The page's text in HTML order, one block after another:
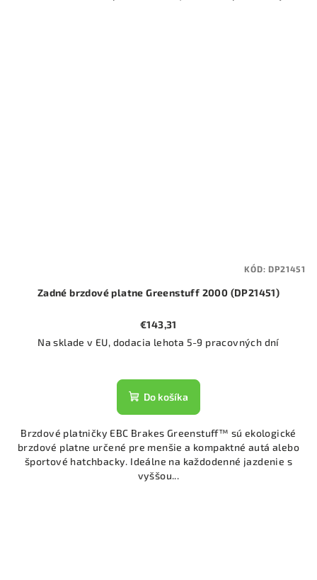
Zadné brzdové platne Greenstuff 2000 (DP21451)
€143,31
Na sklade v EU, dodacia lehota 5-9 pracovných dní
Do košíka
Brzdové platničky EBC Brakes Greenstuff™ sú ekologické
brzdové platne určené pre menšie a kompaktné autá alebo
športové hatchbacky. Ideálne na každodenné jazdenie s
vyššou...
KÓD:DP21451